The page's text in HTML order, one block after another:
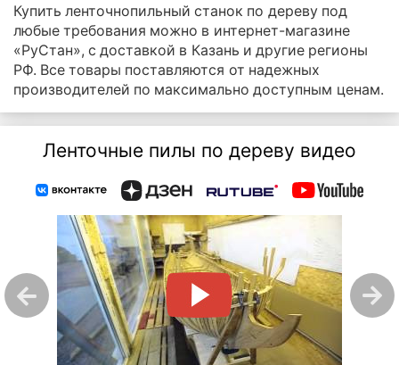
Купить ленточнопильный станок по дереву под
любые требования можно в интернет-магазине
«РуСтан», с доставкой в Казань и другие регионы
РФ. Все товары поставляются от надежных
производителей по максимально доступным ценам.
Ленточные пилы по дереву видео